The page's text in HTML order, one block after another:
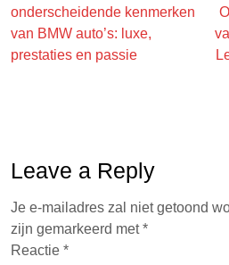
onderscheidende kenmerken
van BMW auto’s: luxe,
prestaties en passie
Leave a Reply
Je e-mailadres zal niet getoond
zijn gemarkeerd met*
Reactie *